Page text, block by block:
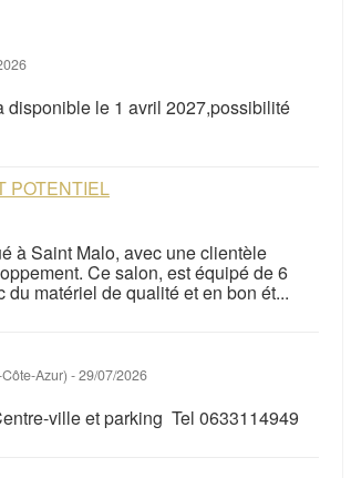
disponible le 1 avril 2027,possibilité
POTENTIEL
à Saint Malo, avec une clientèle
Ce salon, est équipé de 6
matériel de qualité et en bon ét...
Azur) -29/07/2026
ville et parking Tel 0633114949